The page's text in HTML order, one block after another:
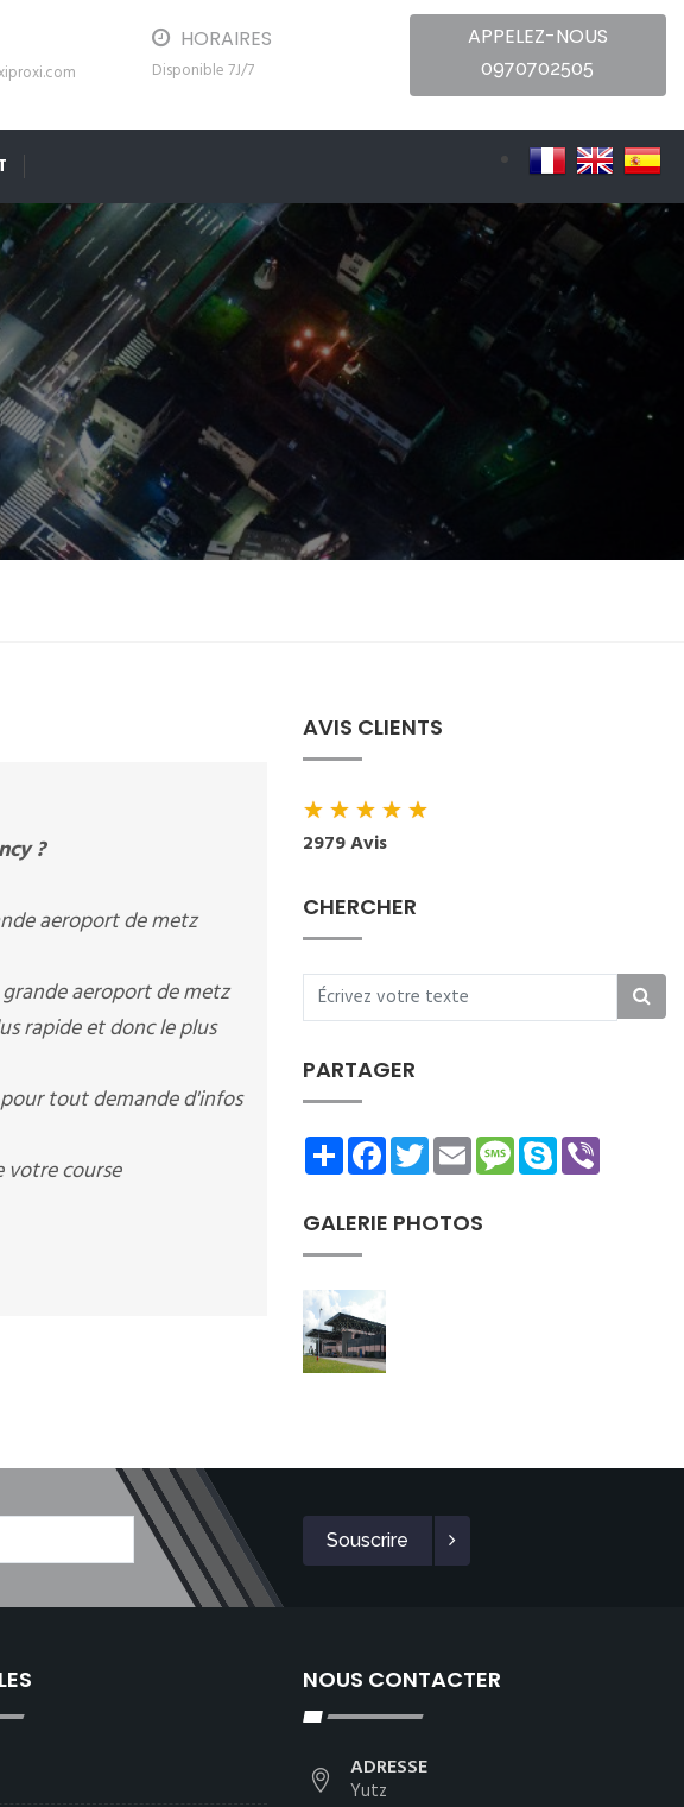
HORAIRES
Disponible 7J/7
APPELEZ-NOUS
0970702505
?
aeroport de metz
aeroport de metz
rapide et donc le plus
pour tout demande d'infos
votre course
AVIS CLIENTS
★★★★★
2979 Avis
CHERCHER
PARTAGER
ShareFacebookTwitterEmailMessage
Skype
GALERIE PHOTOS
Souscrire
NOUS CONTACTER
ADRESSE
Yutz